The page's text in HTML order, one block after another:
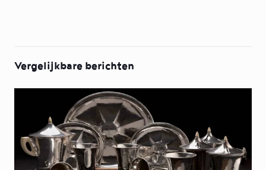
Vergelijkbare berichten